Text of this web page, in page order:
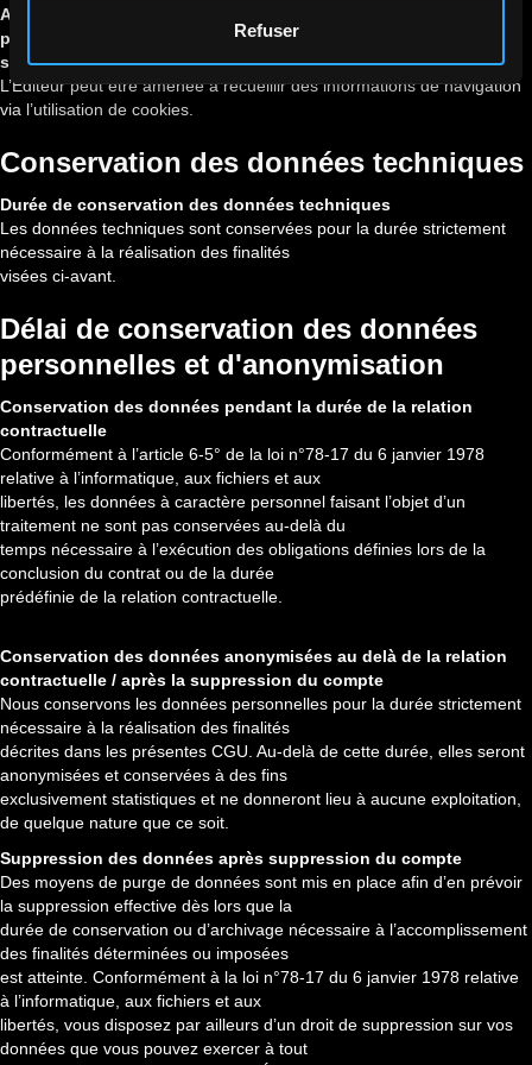
Refuser
Association possible des cookies avec des données
personnelles pour permettre le fonctionnement du
service
L’Éditeur peut être amenée à recueillir des informations de navigation
via l’utilisation de cookies.
Conservation des données techniques
Durée de conservation des données techniques
Les données techniques sont conservées pour la durée strictement
nécessaire à la réalisation des finalités
visées ci-avant.
Délai de conservation des données
personnelles et d'anonymisation
Conservation des données pendant la durée de la relation
contractuelle
Conformément à l’article 6-5° de la loi n°78-17 du 6 janvier 1978
relative à l’informatique, aux fichiers et aux
libertés, les données à caractère personnel faisant l’objet d’un
traitement ne sont pas conservées au-delà du
temps nécessaire à l’exécution des obligations définies lors de la
conclusion du contrat ou de la durée
prédéfinie de la relation contractuelle.
Conservation des données anonymisées au delà de la relation
contractuelle / après la suppression du compte
Nous conservons les données personnelles pour la durée strictement
nécessaire à la réalisation des finalités
décrites dans les présentes CGU. Au-delà de cette durée, elles seront
anonymisées et conservées à des fins
exclusivement statistiques et ne donneront lieu à aucune exploitation,
de quelque nature que ce soit.
Suppression des données après suppression du compte
Des moyens de purge de données sont mis en place afin d’en prévoir
la suppression effective dès lors que la
durée de conservation ou d’archivage nécessaire à l’accomplissement
des finalités déterminées ou imposées
est atteinte. Conformément à la loi n°78-17 du 6 janvier 1978 relative
à l’informatique, aux fichiers et aux
libertés, vous disposez par ailleurs d’un droit de suppression sur vos
données que vous pouvez exercer à tout